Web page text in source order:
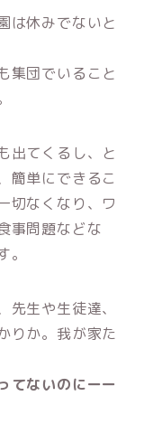
は休みでないと
集団でいること
出てくるし、と
簡単にできるこ
切なくなり、ワ
事問題などな
生や生徒達、
りか。我が家た
てないのにーー